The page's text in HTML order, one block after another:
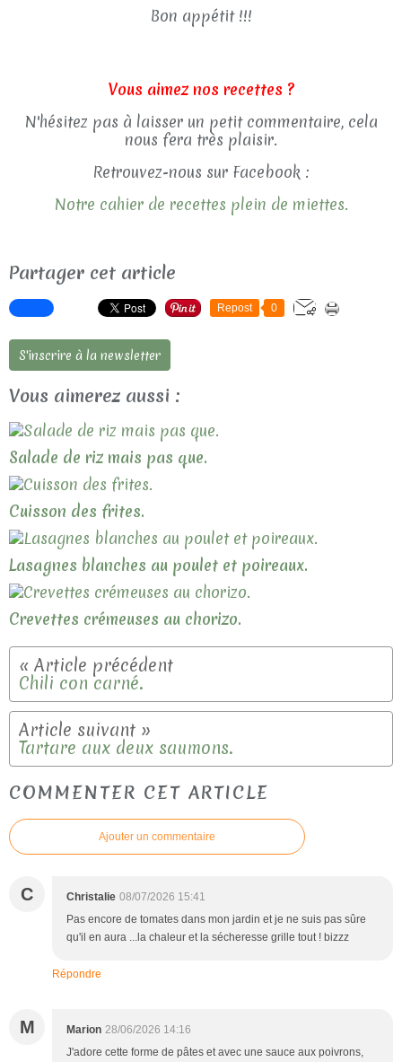
Bon appétit !!!
Vous aimez nos recettes ?
N'hésitez pas à laisser un petit commentaire, cela
nous fera très plaisir.
Retrouvez-nous sur Facebook :
Notre cahier de recettes plein de miettes.
Partager cet article
Repost 0
S'inscrire à la newsletter
Vous aimerez aussi :
Salade de riz mais pas que.
Cuisson des frites.
Lasagnes blanches au poulet et poireaux.
Crevettes crémeuses au chorizo.
Chili con carné.
Tartare aux deux saumons.
COMMENTER CET ARTICLE
Ajouter un commentaire
C Christalie 08/07/2026 15:41
Pas encore de tomates dans mon jardin et je ne suis pas sûre
qu'il en aura ...la chaleur et la sécheresse grille tout ! bizzz
Répondre
M Marion 28/06/2026 14:16
J'adore cette forme de pâtes et avec une sauce aux poivrons,